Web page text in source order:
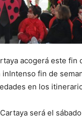
acogerá este fin
inIntenso fin de
en los
será el